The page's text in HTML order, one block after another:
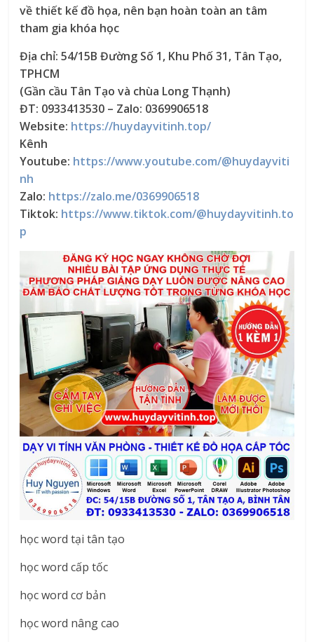
về thiết kế đồ họa, nên bạn hoàn toàn an tâm
tham gia khóa học
Địa chỉ: 54/15B Đường Số 1, Khu Phố 31, Tân Tạo,
TPHCM
(Gần cầu Tân Tạo và chùa Long Thạnh)
ĐT: 0933413530 – Zalo: 0369906518
Website: https://huydayvitinh.top/
Kênh
Youtube: https://www.youtube.com/@huydayviti
nh
Zalo: https://zalo.me/0369906518
Tiktok: https://www.tiktok.com/@huydayvitinh.to
p
học word tại tân tạo
học word cấp tốc
học word cơ bản
học word nâng cao